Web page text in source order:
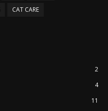
CAT CARE
2
4
11